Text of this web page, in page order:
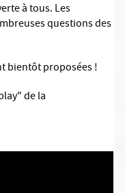
à tous. Les
questions des
bientôt proposées !
de la